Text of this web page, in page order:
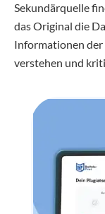
Sekundärquelle
das Original die
Informationen der
verstehen und